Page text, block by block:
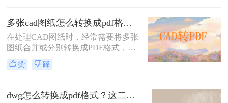
原因在于，对方可能没有安装相应的
CAD软件，或者软件版本不兼容导致
显示错误，更存在被无意中修改的风
多张cad图纸怎么转换成pdf格式？二种实用方法详解！
在处理CAD图纸时，经常需要将多张
图纸合并或分别转换成PDF格式，以
便于分享、存档或打印。那么多张cad
图纸怎么转换成pdf格式呢？本文将介
有效方法，帮助您更轻松地管理和分
发您的设计成果。
赞 踩
dwg怎么转换成pdf格式？这二种方法可以试试！